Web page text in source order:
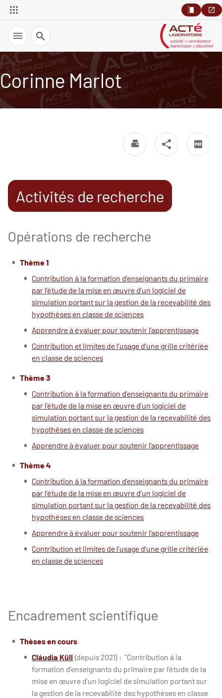
Recherche
Corinne Marlot
Activités de recherche
Opérations de recherche
Thème 1
Contribution à la formation d’enseignants du primaire
par l’étude de la mise en œuvre d’un logiciel de
simulation portant sur la gestion de la recevabilité des
hypothèses en classe de sciences
Apprendre à évaluer pour soutenir l’apprentissage
Contribution et limites de l’usage d’une grille critériée
en classe de sciences
Thème 3
Contribution à la formation d’enseignants du primaire
par l’étude de la mise en œuvre d’un logiciel de
simulation portant sur la gestion de la recevabilité des
hypothèses en classe de sciences
Apprendre à évaluer pour soutenir l’apprentissage
Thème 4
Contribution à la formation d’enseignants du primaire
par l’étude de la mise en œuvre d’un logiciel de
simulation portant sur la gestion de la recevabilité des
hypothèses en classe de sciences
Apprendre à évaluer pour soutenir l’apprentissage
Contribution et limites de l’usage d’une grille critériée
en classe de sciences
Encadrement scientifique
Thèses en cours
Cláudia Küll (depuis 2021) : "Contribution à la
formation d’enseignants du primaire par l’étude de la
mise en œuvre d’un logiciel de simulation portant sur
la gestion de la recevabilité des hypothèses en classe